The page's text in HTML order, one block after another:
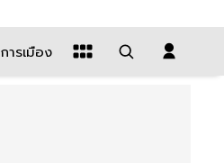
การเมือง